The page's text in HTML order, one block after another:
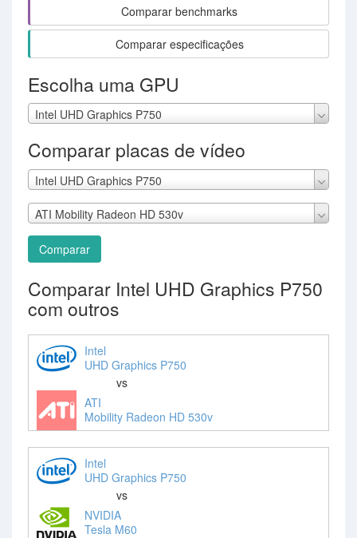
Comparar benchmarks
Comparar especificações
Escolha uma GPU
Intel UHD Graphics P750
Comparar placas de vídeo
Intel UHD Graphics P750
ATI Mobility Radeon HD 530v
Comparar
Comparar Intel UHD Graphics P750
com outros
Intel
UHD Graphics P750
vs
ATI
Mobility Radeon HD 530v
Intel
UHD Graphics P750
vs
NVIDIA
Tesla M60